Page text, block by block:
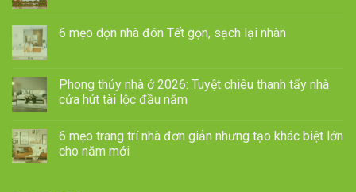
6 mẹo dọn nhà đón Tết gọn, sạch lại nhàn
Phong thủy nhà ở 2026: Tuyệt chiêu thanh tẩy nhà
cửa hút tài lộc đầu năm
6 mẹo trang trí nhà đơn giản nhưng tạo khác biệt lớn
cho năm mới